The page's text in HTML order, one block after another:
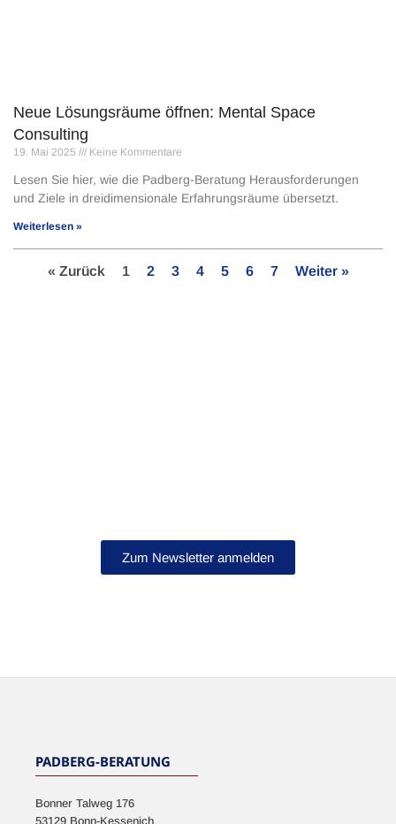
Neue Lösungsräume öffnen: Mental Space
Consulting
19. Mai 2025 Keine Kommentare
Lesen Sie hier, wie die Padberg-Beratung Herausforderungen
und Ziele in dreidimensionale Erfahrungsräume übersetzt.
Weiterlesen »
« Zurück 1 2 3 4 5 6 7 Weiter »
Zum Newsletter anmelden
NEWSLETTER
PADBERG-BERATUNG
Bonner Talweg 176
53129 Bonn-Kessenich